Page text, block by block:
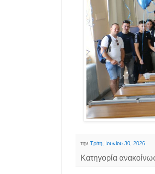
την Τρίτη, Ιουνίου 30, 2026
Κατηγορία